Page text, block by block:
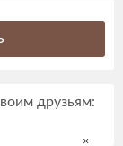
друзьям:
×